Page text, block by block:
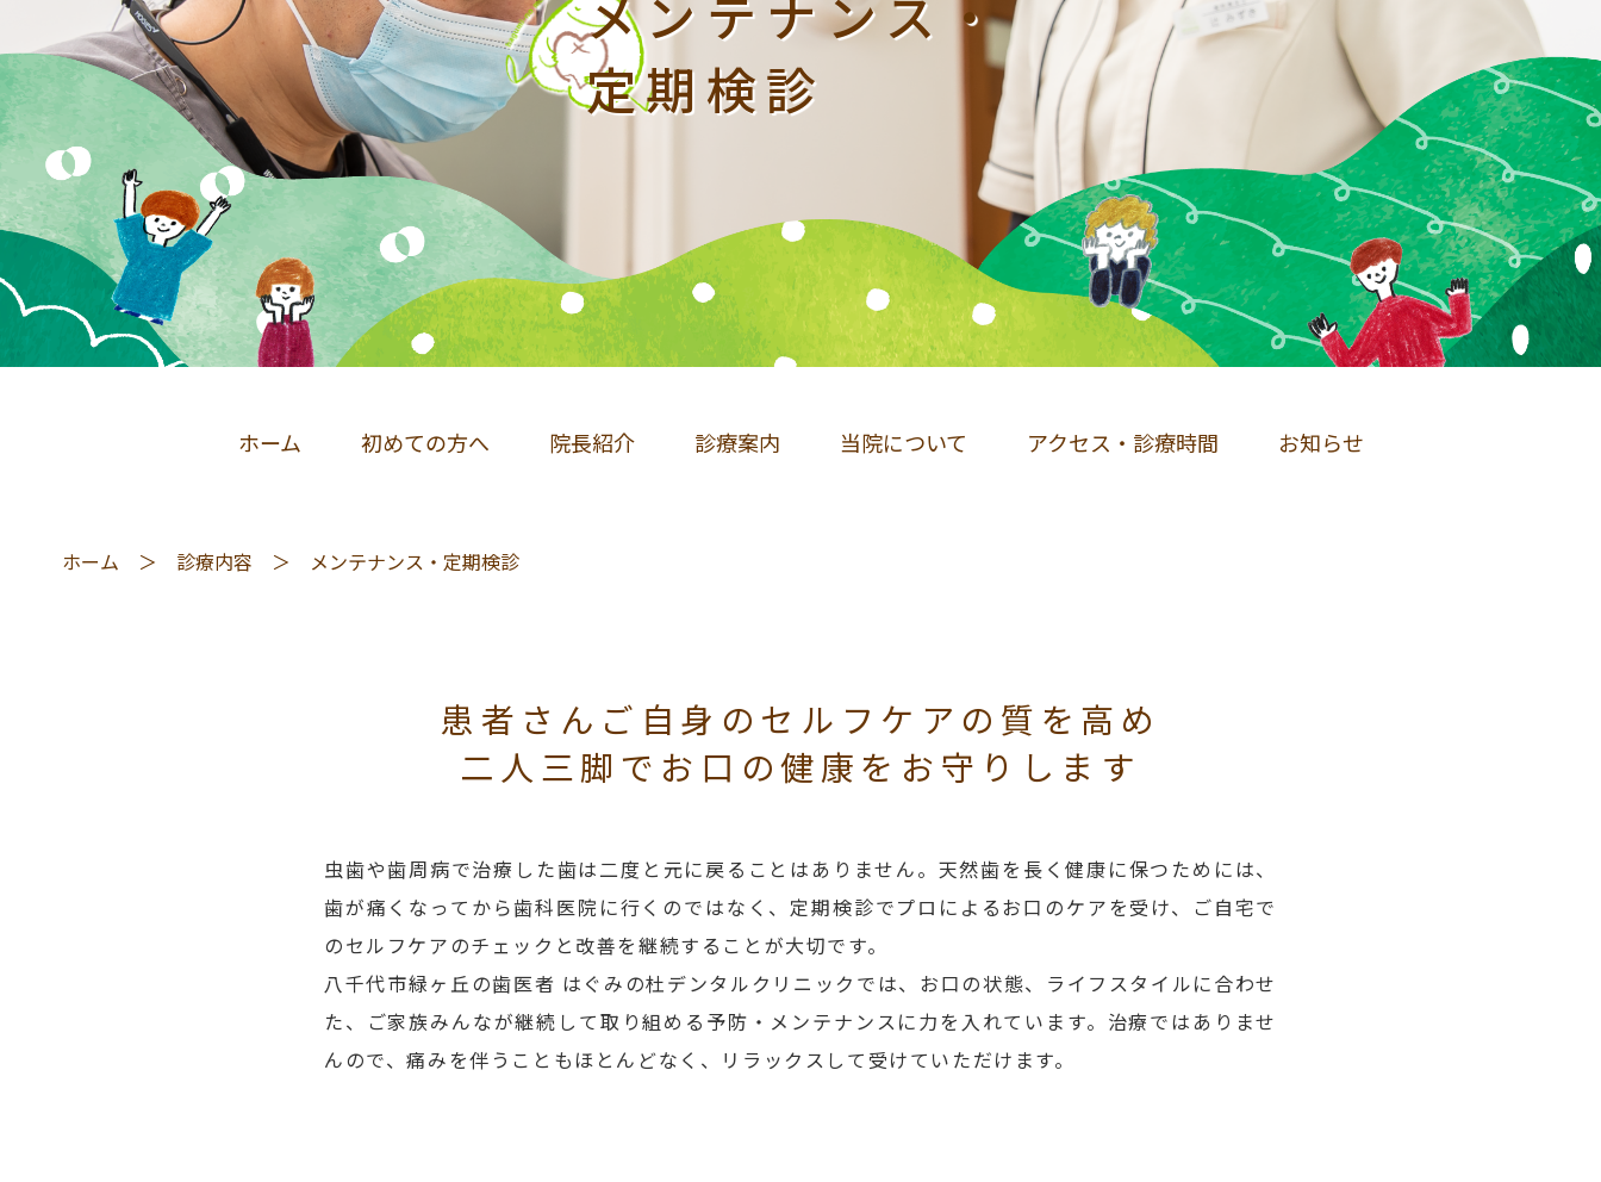
メンテナンス・
定期検診
ホーム 初めての方へ 院長紹介 診療案内 当院について アクセス・診療時間 お知らせ
ホーム 診療内容 メンテナンス・定期検診
患者さんご自身の セルフケアの質を高め
二人三脚でお口の健康を お守りします
虫歯や歯周病で治療した歯は二度と元に戻ることはありません。天然歯を長く健康に保つためには、
歯が痛くなってから歯科医院に行くのではなく、定期検診でプロによるお口のケアを受け、ご自宅で
のセルフケアのチェックと改善を継続することが大切です。
八千代市緑ヶ丘の歯医者 はぐみの杜デンタルクリニックでは、お口の状態、ライフスタイルに合わせ
た、ご家族みんなが継続して取り組める予防・メンテナンスに力を入れています。治療ではありませ
んので、痛みを伴うこともほとんどなく、リラックスして受けていただけます。